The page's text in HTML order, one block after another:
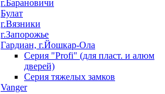
г.Барановичи
Булат
г.Вязники
г.Запорожье
Гардиан, г.Йошкар-Ола
Серия "Profi" (для пласт. и алюм
дверей)
Серия тяжелых замков
Vanger